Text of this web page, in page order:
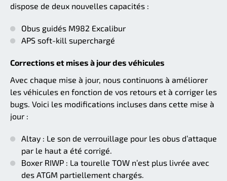
dispose de deux nouvelles capacités :
Obus guidés M982 Excalibur
APS soft-kill superchargé
Corrections et mises à jour des véhicules
Avec chaque mise à jour, nous continuons à améliorer
les véhicules en fonction de vos retours et à corriger les
bugs. Voici les modifications incluses dans cette mise à
jour :
Altay : Le son de verrouillage pour les obus d’attaque
par le haut a été corrigé.
Boxer RIWP : La tourelle TOW n’est plus livrée avec
des ATGM partiellement chargés.